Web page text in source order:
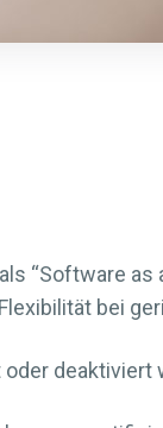
“Software as
bei
deaktiviert